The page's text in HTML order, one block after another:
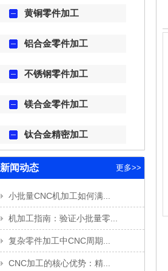
黄铜零件加工
铝合金零件加工
不锈钢零件加工
镁合金零件加工
钛合金精密加工
新闻动态 更多>>
小批量CNC机加工如何满...
机加工指南：验证小批量零...
复杂零件加工中CNC周期...
CNC加工的核心优势：精...